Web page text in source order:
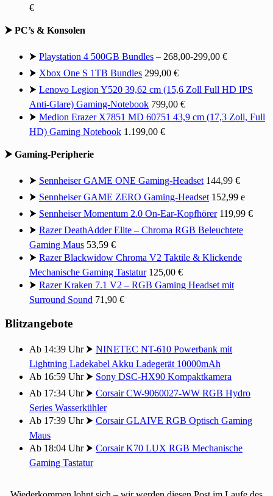
€
⮞ PC’s & Konsolen
⮞ Playstation 4 500GB Bundles – 268,00-299,00 €
⮞ Xbox One S 1TB Bundles 299,00 €
⮞ Lenovo Legion Y520 39,62 cm (15,6 Zoll Full HD IPS
Anti-Glare) Gaming-Notebook 799,00 €
⮞ Medion Erazer X7851 MD 60751 43,9 cm (17,3 Zoll, Full
HD) Gaming Notebook 1.199,00 €
⮞ Gaming-Peripherie
⮞ Sennheiser GAME ONE Gaming-Headset 144,99 €
⮞ Sennheiser GAME ZERO Gaming-Headset 152,99 e
⮞ Sennheiser Momentum 2.0 On-Ear-Kopfhörer119,99 €
⮞ Razer DeathAdder Elite – Chroma RGB Beleuchtete
Gaming Maus 53,59 €
⮞ Razer Blackwidow Chroma V2 Taktile & Klickende
Mechanische Gaming Tastatur125,00 €
⮞ Razer Kraken 7.1 V2 – RGB Gaming Headset mit
Surround Sound 71,90 €
Blitzangebote
Ab 14:39 Uhr ⮞ NINETEC NT-610 Powerbank mit
Lightning Ladekabel Akku Ladegerät 10000mAh
Ab 16:59 Uhr ⮞ Sony DSC-HX90 Kompaktkamera
Ab 17:34 Uhr ⮞ Corsair CW-9060027-WW RGB Hydro
Series Wasserkühler
Ab 17:39 Uhr ⮞ Corsair GLAIVE RGB Optisch Gaming
Maus
Ab 18:04 Uhr ⮞ Corsair K70 LUX RGB Mechanische
Gaming Tastatur